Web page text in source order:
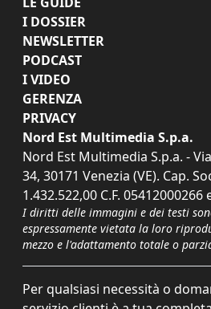
I DOSSIER
NEWSLETTER
PODCAST
I VIDEO
GERENZA
PRIVACY
Nord Est Multimedia S.p.a.
Nord Est Multimedia S.p.a. -
34, 30171 Venezia (VE). Cap.
1.432.522,00 C.F. 05412000266
I diritti delle immagini e dei testi
espressamente vietata la loro
mezzo e l'adattamento totale o
Per qualsiasi necessità o